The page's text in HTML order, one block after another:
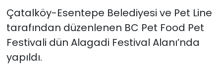
Çatalköy-Esentepe Belediyesi ve Pet Line
tarafından düzenlenen BC Pet Food Pet
Festivali dün Alagadi Festival Alanı’nda
yapıldı.
Spor
Teknoloji
TÜRKiYE